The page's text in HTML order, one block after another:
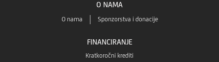
O NAMA
O nama Sponzorstva i donacije
FINANCIRANJE
Kratkoročni krediti